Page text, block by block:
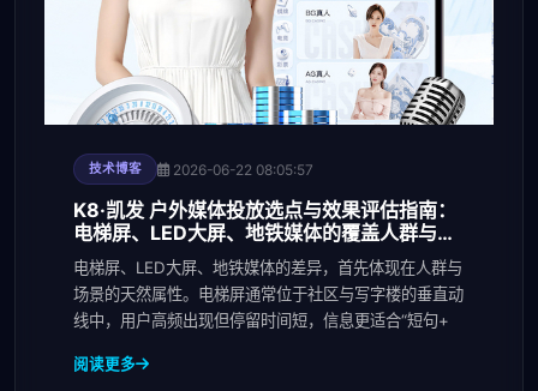
技术博客 2026-06-22 08:05:57
K8·凯发 户外媒体投放选点与效果评估指南：
电梯屏、LED大屏、地铁媒体的覆盖人群与场
景差异
电梯屏、LED大屏、地铁媒体的差异，首先体现在人群与
场景的天然属性。电梯屏通常位于社区与写字楼的垂直动
线中，用户高频出现但停留时间短，信息更适合“短句+
阅读更多